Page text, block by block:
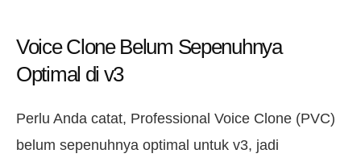
Voice Clone Belum Sepenuhnya
Optimal di v3
Perlu Anda catat, Professional Voice Clone (PVC)
belum sepenuhnya optimal untuk v3, jadi